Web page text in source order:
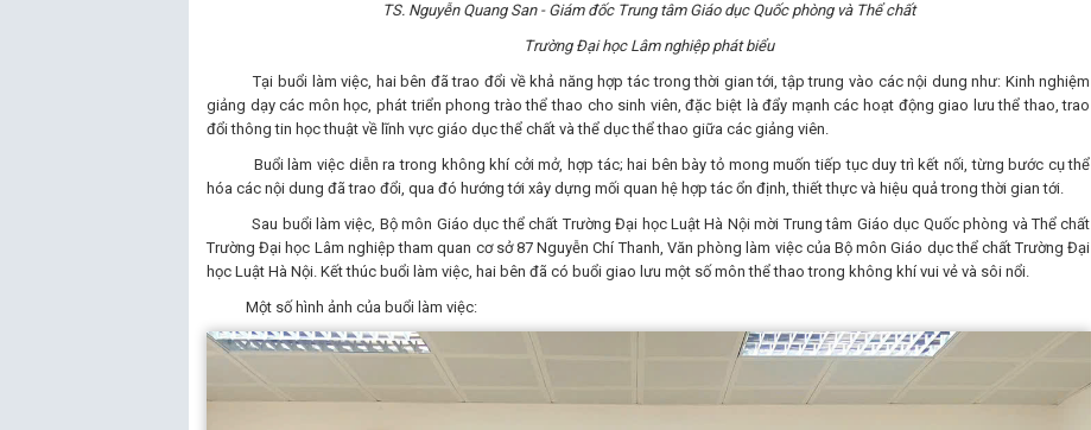
TS. Nguyễn Quang San - Giám đốc Trung tâm Giáo dục Quốc phòng và Thể chất
Trường Đại học Lâm nghiệp phát biểu
Tại buổi làm việc, hai bên đã trao đổi về khả năng hợp tác trong thời gian tới, tập trung vào các nội dung như: Kinh nghiệm
giảng dạy các môn học, phát triển phong trào thể thao cho sinh viên, đặc biệt là đẩy mạnh các hoạt động giao lưu thể thao, trao
đổi thông tin học thuật về lĩnh vực giáo dục thể chất và thể dục thể thao giữa các giảng viên.
Buổi làm việc diễn ra trong không khí cởi mở, hợp tác; hai bên bày tỏ mong muốn tiếp tục duy trì kết nối, từng bước cụ thể
hóa các nội dung đã trao đổi, qua đó hướng tới xây dựng mối quan hệ hợp tác ổn định, thiết thực và hiệu quả trong thời gian tới.
Sau buổi làm việc, Bộ môn Giáo dục thể chất Trường Đại học Luật Hà Nội mời Trung tâm Giáo dục Quốc phòng và Thể chất
Trường Đại học Lâm nghiệp tham quan cơ sở 87 Nguyễn Chí Thanh, Văn phòng làm việc của Bộ môn Giáo dục thể chất Trường Đại
học Luật Hà Nội. Kết thúc buổi làm việc, hai bên đã có buổi giao lưu một số môn thể thao trong không khí vui vẻ và sôi nổi.
Một số hình ảnh của buổi làm việc: